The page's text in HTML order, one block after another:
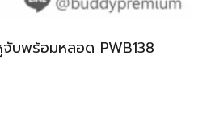
บพร้อมหลอด PWB138